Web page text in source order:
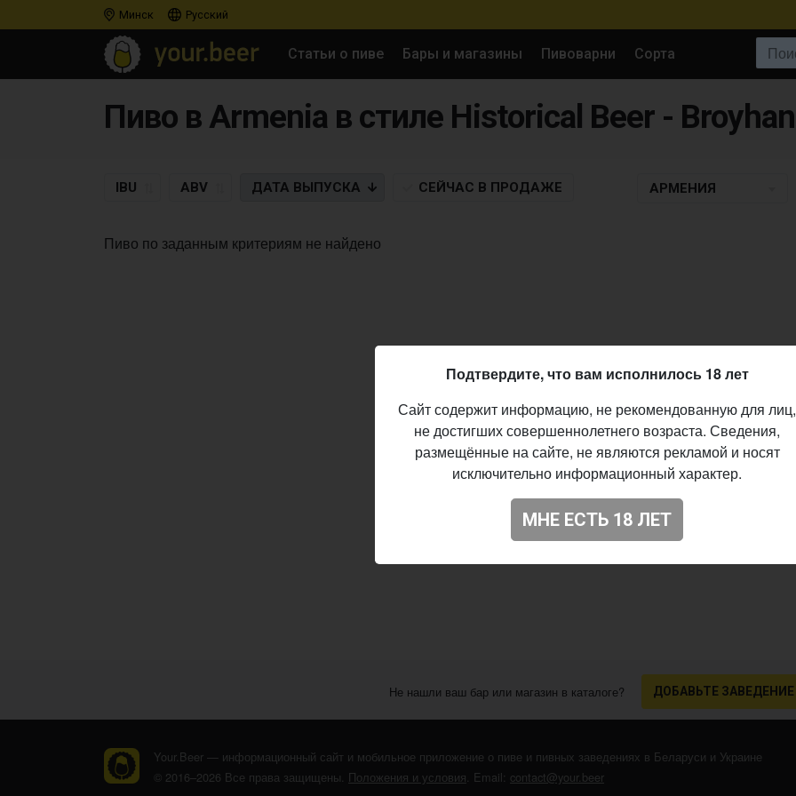
Минск Русский
Статьи о пиве Бары и магазины Пивоварни Сорта
Пиво в Armenia в стиле Historical Beer - Broyhan
IBU ABV ДАТА ВЫПУСКА СЕЙЧАС В ПРОДАЖЕ АРМЕНИЯ
Пиво по заданным критериям не найдено
Не нашли ваш бар или магазин в каталоге? ДОБАВЬТЕ ЗАВЕДЕНИЕ
Your.Beer — информационный сайт и мобильное приложение о пиве и пивных заведениях в Беларуси и Украине
© 2016–2026 Все права защищены. Положения и условия. Email: contact@your.beer
Подтвердите, что вам исполнилось 18 лет
Сайт содержит информацию, не рекомендованную для лиц,
не достигших совершеннолетнего возраста. Сведения,
размещённые на сайте, не являются рекламой и носят
исключительно информационный характер.
МНЕ ЕСТЬ 18 ЛЕТ